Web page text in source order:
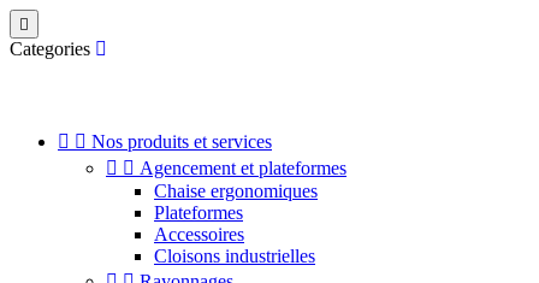

Categories
  Nos produits et services
  Agencement et plateformes
Chaise ergonomiques
Plateformes
Accessoires
Cloisons industrielles